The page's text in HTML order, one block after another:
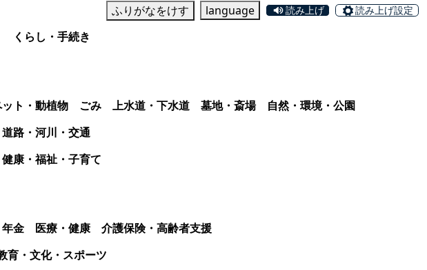
ふりがなをけす language 読み上げ 読み上げ設定
くらし・手続き
ト・動植物 ごみ 上水道・下水道 墓地・斎場
自然・環境・公園
道路・河川・交通
健康・福祉・子育て
金 医療・健康
介護保険・高齢者支援
育・文化・スポーツ